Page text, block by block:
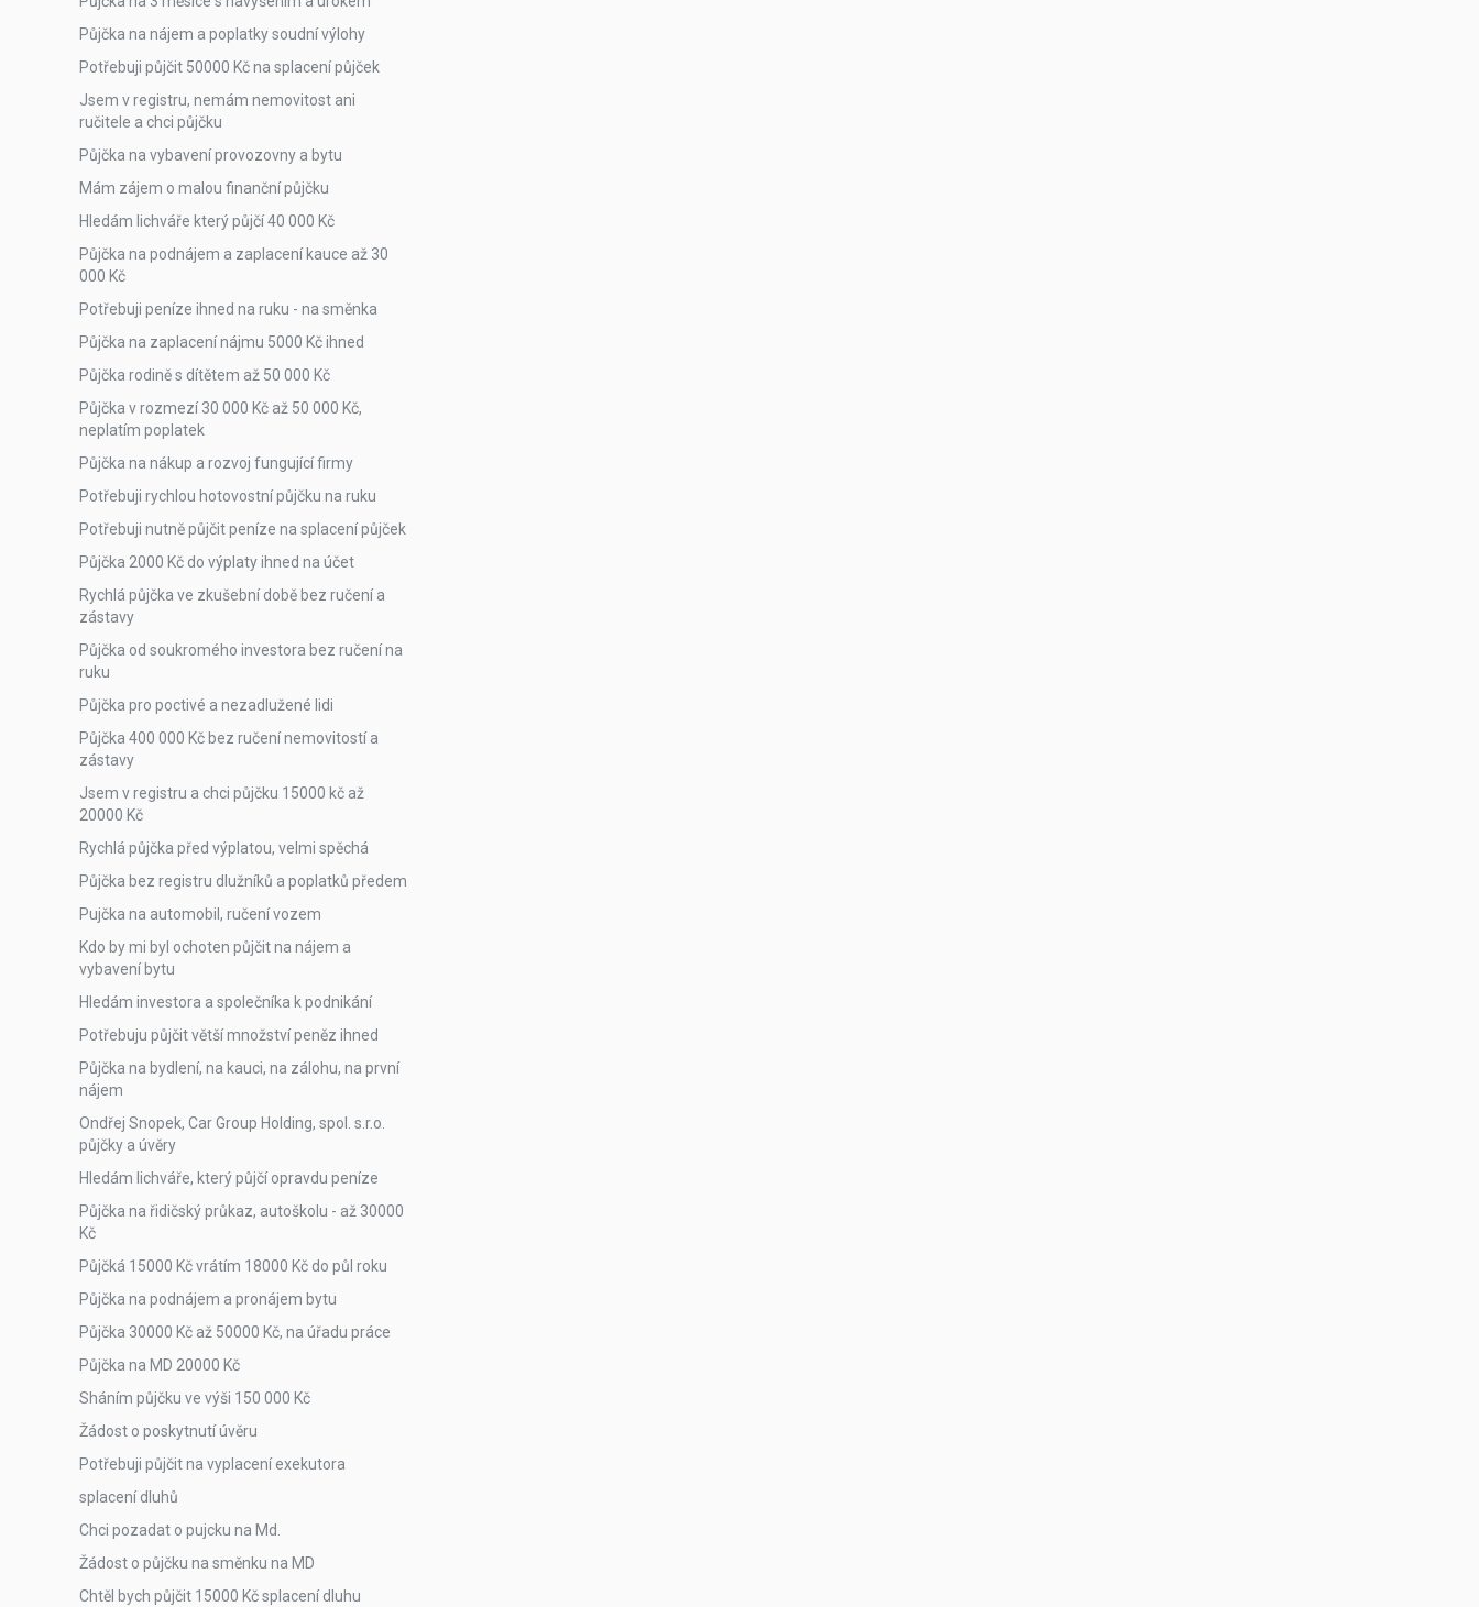
Půjčka na nájem a poplatky soudní výlohy
Potřebuji půjčit 50000 Kč na splacení půjček
Jsem v registru, nemám nemovitost ani
ručitele a chci půjčku
Půjčka na vybavení provozovny a bytu
Mám zájem o malou finanční půjčku
Hledám lichváře který půjčí 40 000 Kč
Půjčka na podnájem a zaplacení kauce až 30
000 Kč
Potřebuji peníze ihned na ruku - na směnka
Půjčka na zaplacení nájmu 5000 Kč ihned
Půjčka rodině s dítětem až 50 000 Kč
Půjčka v rozmezí 30 000 Kč až 50 000 Kč,
neplatím poplatek
Půjčka na nákup a rozvoj fungující firmy
Potřebuji rychlou hotovostní půjčku na ruku
Potřebuji nutně půjčit peníze na splacení půjček
Půjčka 2000 Kč do výplaty ihned na účet
Rychlá půjčka ve zkušební době bez ručení a
zástavy
Půjčka od soukromého investora bez ručení na
ruku
Půjčka pro poctivé a nezadlužené lidi
Půjčka 400 000 Kč bez ručení nemovitostí a
zástavy
Jsem v registru a chci půjčku 15000 kč až
20000 Kč
Rychlá půjčka před výplatou, velmi spěchá
Půjčka bez registru dlužníků a poplatků předem
Pujčka na automobil, ručení vozem
Kdo by mi byl ochoten půjčit na nájem a
vybavení bytu
Hledám investora a společníka k podnikání
Potřebuju půjčit větší množství peněz ihned
Půjčka na bydlení, na kauci, na zálohu, na první
nájem
Ondřej Snopek, Car Group Holding, spol. s.r.o.
půjčky a úvěry
Hledám lichváře, který půjčí opravdu peníze
Půjčka na řidičský průkaz, autoškolu - až 30000
Kč
Půjčká 15000 Kč vrátím 18000 Kč do půl roku
Půjčka na podnájem a pronájem bytu
Půjčka 30000 Kč až 50000 Kč, na úřadu práce
Půjčka na MD 20000 Kč
Sháním půjčku ve výši 150 000 Kč
Žádost o poskytnutí úvěru
Potřebuji půjčit na vyplacení exekutora
splacení dluhů
Chci pozadat o pujcku na Md.
Žádost o půjčku na směnku na MD
Chtěl bych půjčit 15000 Kč splacení dluhu